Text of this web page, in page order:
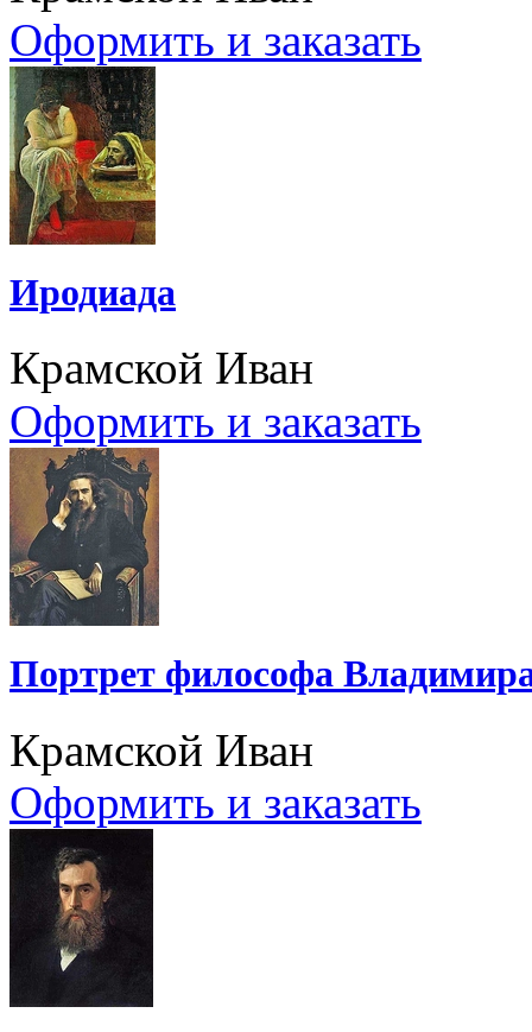
Оформить и заказать
Иродиада
Крамской Иван
Оформить и заказать
Портрет философа
Крамской Иван
Оформить и заказать